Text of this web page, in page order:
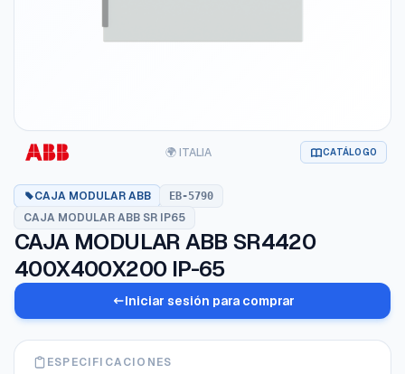
🌍 ITALIA CATÁLOGO
CAJA MODULAR ABB EB-5790
CAJA MODULAR ABB SR IP65
CAJA MODULAR ABB SR4420
400X400X200 IP-65
Iniciar sesión para comprar
ESPECIFICACIONES